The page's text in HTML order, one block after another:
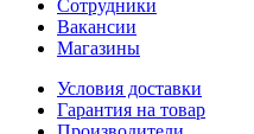
Сотрудники
Вакансии
Магазины
Условия доставки
Гарантия на товар